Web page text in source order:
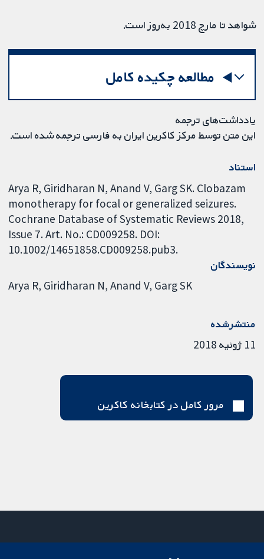
شواهد تا مارچ 2018 به‌روز است.
مطالعه چکیده کامل
یادداشت‌های ترجمه
این متن توسط مرکز کاکرین ایران به فارسی ترجمه شده است.
استناد
Arya R, Giridharan N, Anand V, Garg SK. Clobazam
monotherapy for focal or generalized seizures.
Cochrane Database of Systematic Reviews 2018,
Issue 7. Art. No.: CD009258. DOI:
10.1002/14651858.CD009258.pub3.
نویسندگان
Arya R Giridharan N Anand V Garg SK
منتشرشده
11 ژوئیه 2018
مرور کامل در کتابخانه کاکرین